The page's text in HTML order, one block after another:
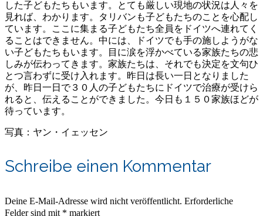
した子どもたちもいます。とても厳しい現地の状況は人々を
見れば、わかります。タリバンも子どもたちのことを心配し
ています。ここに集まる子どもたち全員をドイツへ連れてく
ることはできません。中には、ドイツでも手の施しようがな
い子どもたちもいます。目に涙を浮かべている家族たちの悲
しみが伝わってきます。家族たちは、それでも決定を文句ひ
とつ言わずに受け入れます。昨日は長い一日となりました
が、昨日一日で３０人の子どもたちにドイツで治療が受けら
れると、伝えることができました。今日も１５０家族ほどが
待っています。
写真：ヤン・イェッセン
Schreibe einen Kommentar
Deine E-Mail-Adresse wird nicht veröffentlicht. Erforderliche
Felder sind mit * markiert